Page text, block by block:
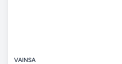
VAINSA